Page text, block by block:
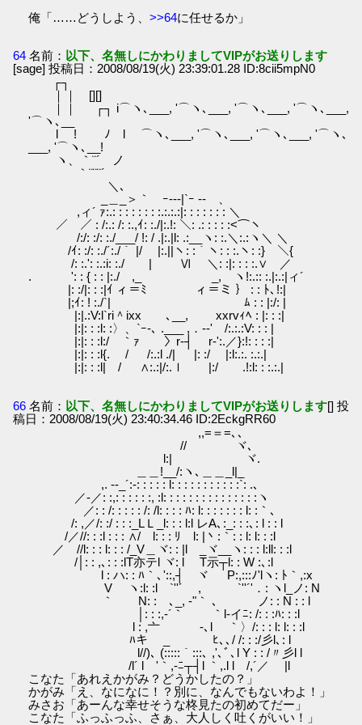
俺「……どうしよう、>>64に任せるか」
64 名前： 以下、名無しにかわりましてVIPがお送りします
[sage] 投稿日：2008/08/19(火) 23:39:01.28 ID:8cii5mpN0
┌┐
｜｜ [][]
｜｜ ┌┐ i⌒ヽ､___, '⌒ヽ､___, '⌒ヽ､___, '⌒ヽ､___,
'⌒ヽ､__
l ! ﾉ l ⌒ヽ､___, '⌒ヽ､___, '⌒ヽ､___, '⌒ヽ､
___, '⌒ヽ､__!
ヽ、｀¨´ ノ
｀¨¨¨´
＼､
_＿_＞｀ ｰ---|`ｰ -- 、
,ィ´ ｧ:.: : : : : : : :.:.:.:|: : : : : : : ＼
／ ／ : /:.: /: :.,ｲ: :./|:.!: ＼: .: : : : :<⌒ヽ
/:/: :/: :./___/ !: / .|:.|l: .:__ヽ: :.＼:.:ヽ＼ ＼
/ｲ: :/: :./´:./｀ |/ |:.||ヽ: :｀ヽ: : :.ヽ: :} ＼{
/: :.': :.:i: :./ | Ⅵ ＼: :|: : : :.∨ ／
. ': : { : : |:./ ,_ _, ヽ!:.:: :.|:.:|ィ´
|: :/|: : :|ｲ ィ＝ﾐ ィ＝ミ ｝ : : ﾄ､!:|
|;ｲ: ! :./`| ﾑ : : |:/: |
|:|.:V:l`ri＾ixx ､__, xxrvｨﾍ : |: : :|
|:|: : :l: :〉、`ｰ-､ .___ ,．-‐' /:.:.:V: : : |
|:|: : :l:/ ｀ｧ 〉r‐┤ r‐':.／}:!: : : :|
|:|: : :l{. / /:.:l ./| |: :/ |:l:.:. :.:.|
|:|: : :l| / ∧:.:|/:.ｌ |:/ .!:l: : :.:.|
66 名前： 以下、名無しにかわりましてVIPがお送りします[] 投
稿日：2008/08/19(火) 23:40:34.46 ID:2EckgRR60
,,=＝=､､
// ヾ､
l:| ヾ.
＿＿!__/:ヽ､＿＿_l|_
,. -‐_´:-: : : : : l: : : : : : : : : : :`: .､
／‐／: :,: : : : : :, :l: : : : : : : : : : : : : : :ヽ
／: : /: : : : : /: /l: : : : ﾊ: l: : : : : : : l: :｀､
/: ,／/: :/ : : :_LＬ_l: : : l:l レA､:_: : :､: l : : l
/／//: : :l : : : ∧/ l: : : ﾘ l: |丶:｀: : l: l: : :l
／ //l: : : l: : : /_V＿ヾ: : |l _ヾ__ヽ: : : l:ll: : :l
/│: : ,､: : :lT亦テl ヾ: l T示┬l: : W :､:l
l : ハ: : ﾊ｀､'::,┤ ヾ P:,:::ﾉ'lヽ: ﾄ｀,:x
V ヽ:l: :l `''´ , `''´'．: ヽl_ノ: N
｀ N: :ゝ､_, ‐"｀ ､ ノ: : N : : l
│: : :,‐´｀ ｀l-イﾆ: /: : :ﾊ: : :l
l : ,亠 ‐､l ｀〉/: : : l: l: : :l
ﾊキ _ ﾋ､､/ /: : :/彡l､: l
l//)､ (:::::｀:::､ ,'､ﾞ､l Y : : /〃彡l l
/l´ l '｀,‐ﾆ┬┤l ｀,.l l /,´／ |l
こなた「あれえかがみ？どうかしたの？」
かがみ「え、なになに！？別に、なんでもないわよ！」
みさお「あーんな幸せそうな柊見たの初めてだー」
こなた「ふっふっふ、さぁ、大人しく吐くがいい！」